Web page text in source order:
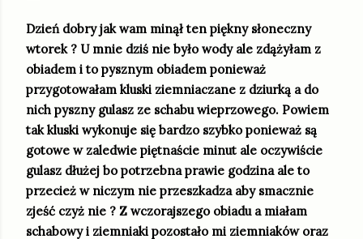
Dzień dobry jak wam minął ten piękny słoneczny
wtorek ? U mnie dziś nie było wody ale zdążyłam z
obiadem i to pysznym obiadem ponieważ
przygotowałam kluski ziemniaczane z dziurką a do
nich pyszny gulasz ze schabu wieprzowego. Powiem
tak kluski wykonuje się bardzo szybko ponieważ są
gotowe w zaledwie piętnaście minut ale oczywiście
gulasz dłużej bo potrzebna prawie godzina ale to
przecież w niczym nie przeszkadza aby smacznie
zjeść czyż nie ? Z wczorajszego obiadu a miałam
schabowy i ziemniaki pozostało mi ziemniaków oraz